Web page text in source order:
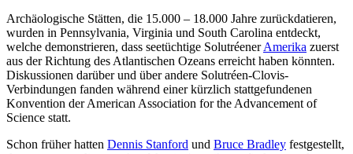
Archäologische Stätten, die 15.000 – 18.000 Jahre zurückdatieren,
wurden in Pennsylvania, Virginia und South Carolina entdeckt,
welche demonstrieren, dass seetüchtige SolutréenerAmerika zuerst
aus der Richtung des Atlantischen Ozeans erreicht haben könnten.
Diskussionen darüber und über andere Solutréen-Clovis-
Verbindungen fanden während einer kürzlich stattgefundenen
Konvention der American Association for the Advancement of
Science statt.
Schon früher hatten Dennis Stanford und Bruce Bradley festgestellt,